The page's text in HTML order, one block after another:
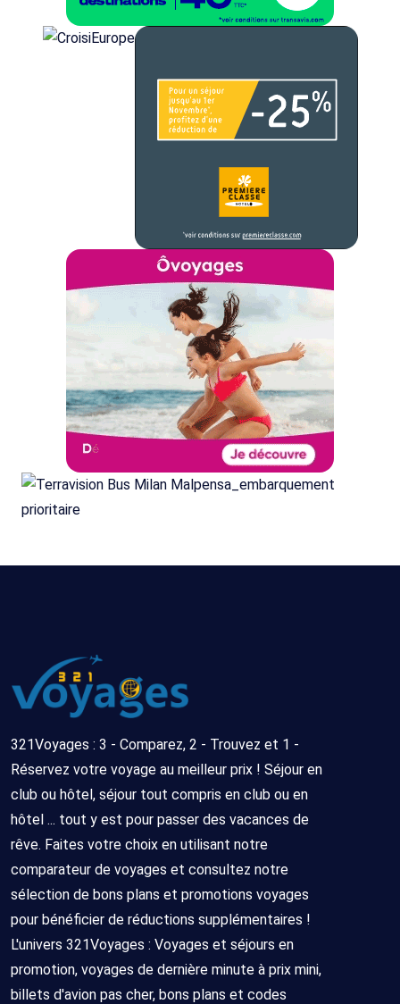
321Voyages : 3 - Comparez, 2 - Trouvez et 1 -
Réservez votre voyage au meilleur prix ! Séjour en
club ou hôtel, séjour tout compris en club ou en
hôtel ... tout y est pour passer des vacances de
rêve. Faites votre choix en utilisant notre
comparateur de voyages et consultez notre
sélection de bons plans et promotions voyages
pour bénéficier de réductions supplémentaires !
L'univers 321Voyages : Voyages et séjours en
promotion, voyages de dernière minute à prix mini,
billets d'avion pas cher, bons plans et codes